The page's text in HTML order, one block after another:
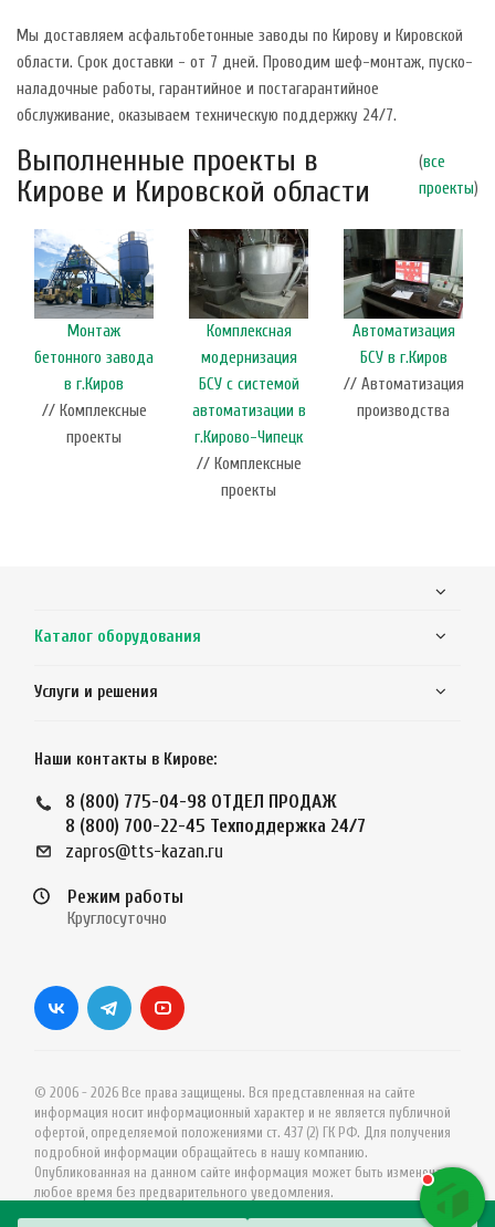
Мы доставляем асфальтобетонные заводы по Кирову и Кировской
области. Срок доставки - от 7 дней. Проводим шеф-монтаж, пуско-
наладочные работы, гарантийное и постагарантийное
обслуживание, оказываем техническую поддержку 24/7.
Выполненные проекты в
Кирове и Кировской области
(все
проекты)
Монтаж
бетонного завода
в г.Киров
// Комплексные
проекты
Комплексная
модернизация
БСУ с системой
автоматизации в
г.Кирово-Чипецк
// Комплексные
проекты
Автоматизация
БСУ в г.Киров
// Автоматизация
производства
Каталог оборудования
Услуги и решения
Наши контакты в Кирове:
8 (800) 775-04-98 ОТДЕЛ ПРОДАЖ
8 (800) 700-22-45 Техподдержка 24/7
zapros@tts-kazan.ru
Режим работы
Круглосуточно
© 2006 - 2026 Все права защищены. Вся представленная на сайте
информация носит информационный характер и не является публичной
офертой, определяемой положениями ст. 437 (2) ГК РФ. Для получения
подробной информации обращайтесь в нашу компанию.
Опубликованная на данном сайте информация может быть изменена в
любое время без предварительного уведомления.